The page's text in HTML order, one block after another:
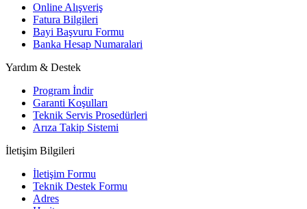
Online Alışveriş
Fatura Bilgileri
Bayi Başvuru Formu
Banka Hesap Numaralari
Yardım & Destek
Program İndir
Garanti Koşulları
Teknik Servis Prosedürleri
Arıza Takip Sistemi
İletişim Bilgileri
İletişim Formu
Teknik Destek Formu
Adres